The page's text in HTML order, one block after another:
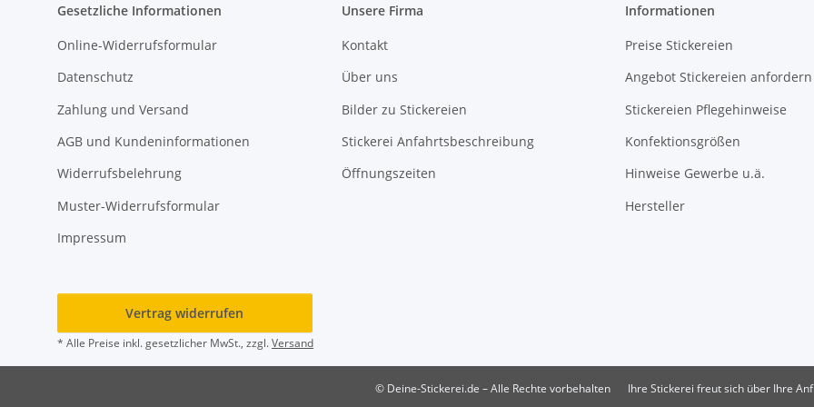
Gesetzliche Informationen
Online-Widerrufsformular
Datenschutz
Zahlung und Versand
AGB und Kundeninformationen
Widerrufsbelehrung
Muster-Widerrufsformular
Impressum
Unsere Firma
Kontakt
Über uns
Bilder zu Stickereien
Stickerei Anfahrtsbeschreibung
Öffnungszeiten
Informationen
Preise Stickereien
Angebot Stickereien anfordern
Stickereien Pflegehinweise
Konfektionsgrößen
Hinweise Gewerbe u.ä.
Hersteller
Vertrag widerrufen
* Alle Preise inkl. gesetzlicher MwSt., zzgl.Versand
© Deine-Stickerei.de – Alle Rechte vorbehalten Ihre Stickerei freut sich über Ihre